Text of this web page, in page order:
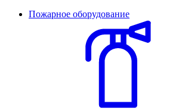
Пожарное оборудование